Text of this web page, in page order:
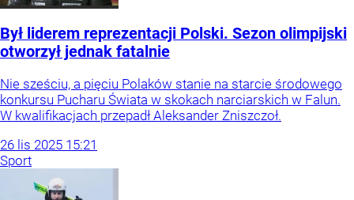
Był liderem reprezentacji Polski. Sezon olimpijski
otworzył jednak fatalnie
Nie sześciu, a pięciu Polaków stanie na starcie środowego
konkursu Pucharu Świata w skokach narciarskich w Falun.
W kwalifikacjach przepadł Aleksander Zniszczoł.
26 lis 2025 15:21
Sport